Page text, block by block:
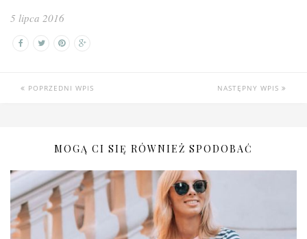
5 lipca 2016
POPRZEDNI WPIS NASTĘPNY WPIS
MOGĄ CI SIĘ RÓWNIEŻ SPODOBAĆ